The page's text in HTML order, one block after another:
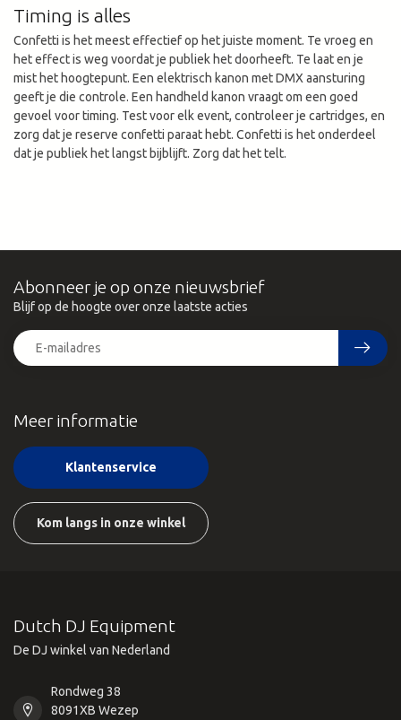
Timing is alles
Confetti is het meest effectief op het juiste moment. Te vroeg en
het effect is weg voordat je publiek het doorheeft. Te laat en je
mist het hoogtepunt. Een elektrisch kanon met DMX aansturing
geeft je die controle. Een handheld kanon vraagt om een goed
gevoel voor timing. Test voor elk event, controleer je cartridges, en
zorg dat je reserve confetti paraat hebt. Confetti is het onderdeel
dat je publiek het langst bijblijft. Zorg dat het telt.
Meer informatie
Klantenservice
Kom langs in onze winkel
Abonneer je op onze nieuwsbrief
Blijf op de hoogte over onze laatste acties
Dutch DJ Equipment
De DJ winkel van Nederland
Rondweg 38
8091XB Wezep